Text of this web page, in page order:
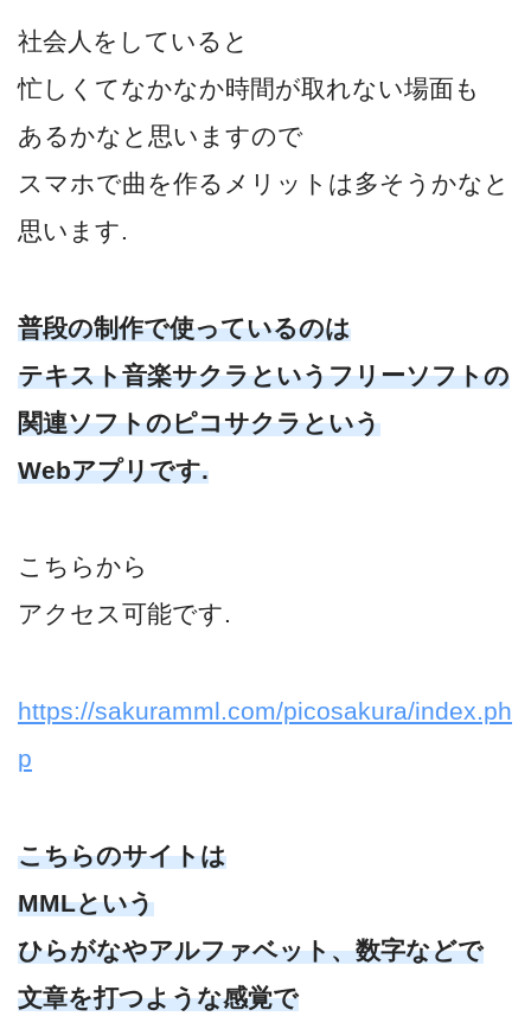
社会人をしていると
忙しくてなかなか時間が取れない場面も
あるかなと思いますので
スマホで曲を作るメリットは多そうかなと
思います.
普段の制作で使っているのは
テキスト音楽サクラというフリーソフトの
関連ソフトのピコサクラという
Webアプリです.
こちらから
アクセス可能です.
https://sakuramml.com/picosakura/index.ph
p
こちらのサイトは
MMLという
ひらがなやアルファベット、数字などで
文章を打つような感覚で